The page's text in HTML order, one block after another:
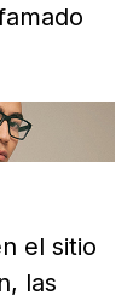
el sitio
las